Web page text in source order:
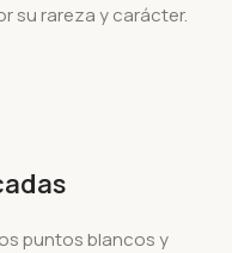
su rareza y carácter.
puntos blancos y